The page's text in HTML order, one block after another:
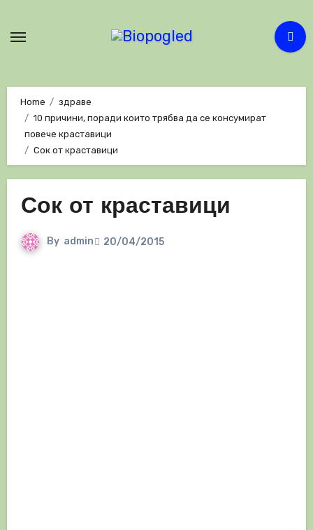
Home
здраве
10 причини, поради които трябва да се консумират
повече краставици
Сок от краставици
Сок от краставици
By admin 20/04/2015